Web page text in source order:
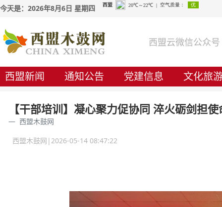
今天是：2026年8月6日 星期四
西盟云微信公众号
西盟新闻 通知公告 党建信息 文化旅
【干部培训】凝心聚力促协同 淬火砺剑
西盟木鼓网
西盟木鼓网|2026-05-14 08:47:22